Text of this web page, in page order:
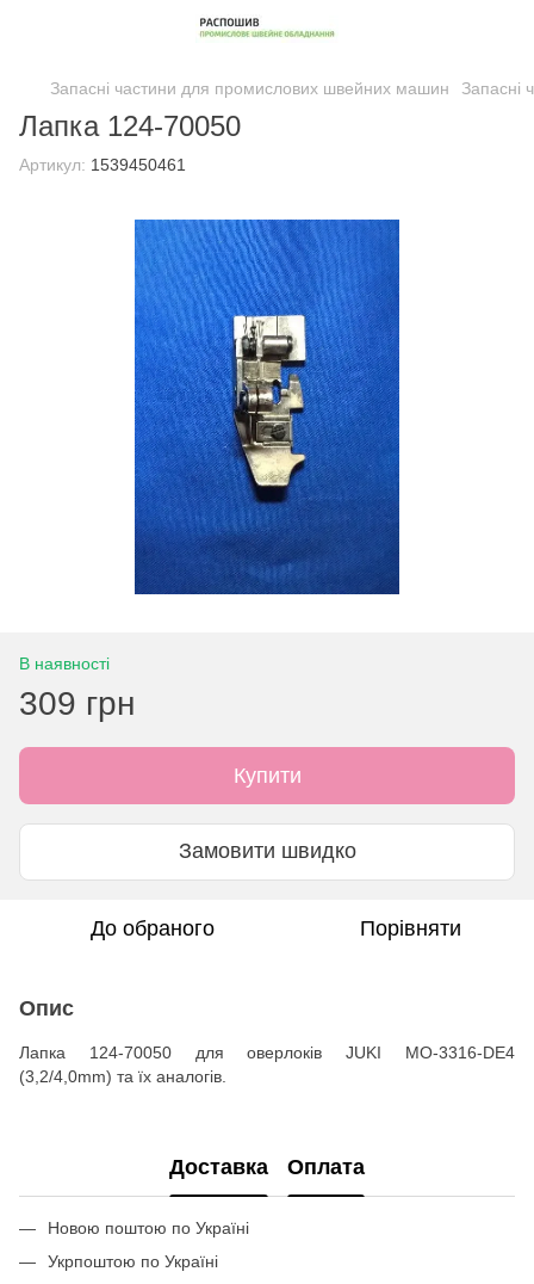
Запасні частини для промислових швейних машин Запасні
Лапка 124-70050
Артикул: 1539450461
В наявності
309 грн
Купити
Замовити швидко
До обраного Порівняти
Опис
Лапка 124-70050 для оверлоків JUKI MO-3316-DE4
(3,2/4,0mm) та їх аналогів.
Доставка Оплата
Новою поштою по Україні
Укрпоштою по Україні